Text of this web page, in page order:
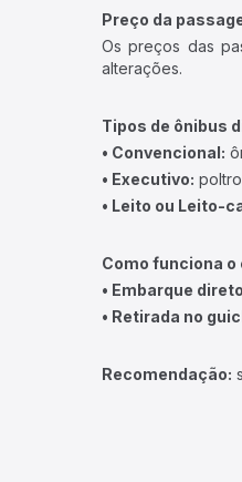
Preço da
Os preços das
alterações.
Tipos de ônibus
• Convencional:
• Executivo:
• Leito ou Leito-
Como funciona o
• Embarque
• Retirada no
Recomendação: